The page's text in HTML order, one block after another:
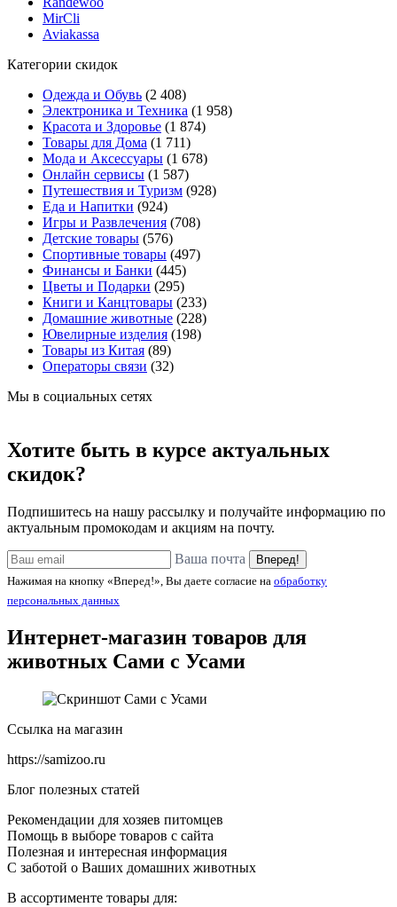
MirCli
Aviakassa
Категории скидок
Одежда и Обувь (2 408)
Электроника и Техника (1 958)
Красота и Здоровье (1 874)
Товары для Дома (1 711)
Мода и Аксессуары (1 678)
Онлайн сервисы (1 587)
Путешествия и Туризм (928)
Еда и Напитки (924)
Игры и Развлечения (708)
Детские товары (576)
Спортивные товары (497)
Финансы и Банки (445)
Цветы и Подарки (295)
Книги и Канцтовары (233)
Домашние животные (228)
Ювелирные изделия (198)
Товары из Китая (89)
Операторы связи (32)
Мы в социальных сетях
Хотите быть в курсе актуальных
скидок?
Подпишитесь на нашу рассылку и получайте информацию по
актуальным промокодам и акциям на почту.
Ваша почта
Вперед!
Нажимая на кнопку «Вперед!», Вы даете согласие на обработку
персональных данных
Интернет-магазин товаров для
животных Сами с Усами
Ссылка на магазин
https://samizoo.ru
Блог полезных статей
Рекомендации для хозяев питомцев
Помощь в выборе товаров с сайта
Полезная и интересная информация
С заботой о Ваших домашних животных
В ассортименте товары для: